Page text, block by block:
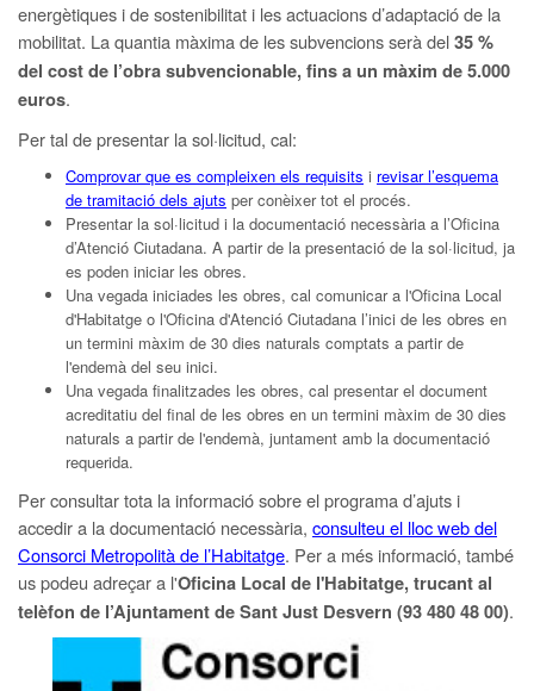
energètiques i de sostenibilitat i les actuacions d’adaptació de la
mobilitat. La quantia màxima de les subvencions serà del35 %
del cost de l’obra subvencionable, fins a un màxim de 5.000
euros.
Per tal de presentar la sol·licitud, cal:
Comprovar que es compleixen els requisits i revisar l’esquema
de tramitació dels ajuts per conèixer tot el procés.
Presentar la sol·licitud i la documentació necessària a l’Oficina
d’Atenció Ciutadana. A partir de la presentació de la sol·licitud, ja
es poden iniciar les obres.
Una vegada iniciades les obres, cal comunicar a l'Oficina Local
d'Habitatge o l'Oficina d'Atenció Ciutadana l’inici de les obres en
un termini màxim de 30 dies naturals comptats a partir de
l'endemà del seu inici.
Una vegada finalitzades les obres, cal presentar el document
acreditatiu del final de les obres en un termini màxim de 30 dies
naturals a partir de l'endemà, juntament amb la documentació
requerida.
Per consultar tota la informació sobre el programa d’ajuts i
accedir a la documentació necessària, consulteu el lloc web del
Consorci Metropolità de l’Habitatge. Per a més informació, també
us podeu adreçar a l'Oficina Local de l'Habitatge, trucant al
telèfon de l’Ajuntament de Sant Just Desvern (93 480 48 00).